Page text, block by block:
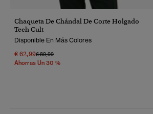
Chaqueta De Chándal De Corte Holgado
Tech Cult
Disponible En Más Colores
€ 62,99Precio Rebajado De
€ 89,99A
Ahorras Un 30 %